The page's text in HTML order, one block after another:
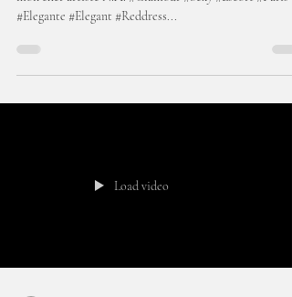
#Elegante #Elegant #Reddress...
Load video